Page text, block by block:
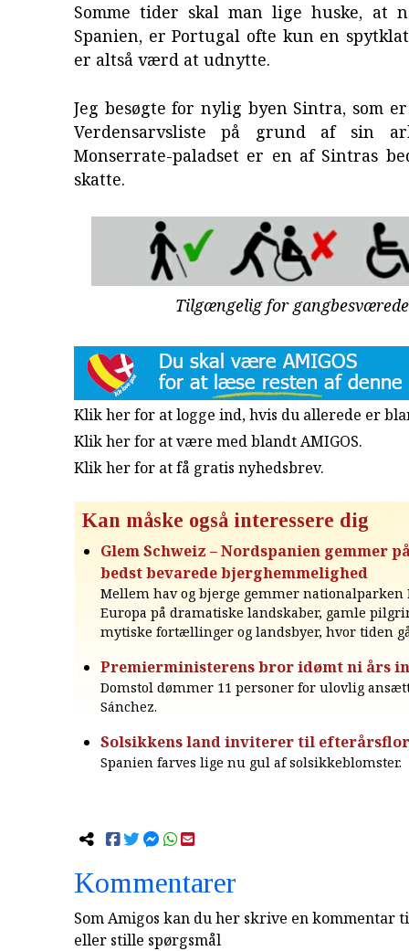
Somme tider skal man lige huske, at
Spanien, er Portugal ofte kun en
er altså værd at udnytte.
Jeg besøgte for nylig byen Sintra, som er
Verdensarvsliste på grund af sin
Monserrate-paladset er en af Sintras
skatte.
Tilgængelig for gangbesværede
Klik her for at logge ind, hvis du allerede er
Klik her for at være med blandt AMIGOS.
Klik her for at få gratis nyhedsbrev.
Kan måske også interessere dig
Glem Schweiz – Nordspanien gemmer
bedst bevarede bjerghemmelighed
Mellem hav og bjerge gemmer nationalparken
Europa på dramatiske landskaber, gamle
mytiske fortællinger og landsbyer, hvor tiden
Premierministerens bror idømt ni års
Domstol dømmer 11 personer for ulovlig
Sánchez.
Solsikkens land inviterer til efterårsflor
Spanien farves lige nu gul af solsikkeblomster.
Kommentarer
Som Amigos kan du her skrive en kommentar
eller stille spørgsmål